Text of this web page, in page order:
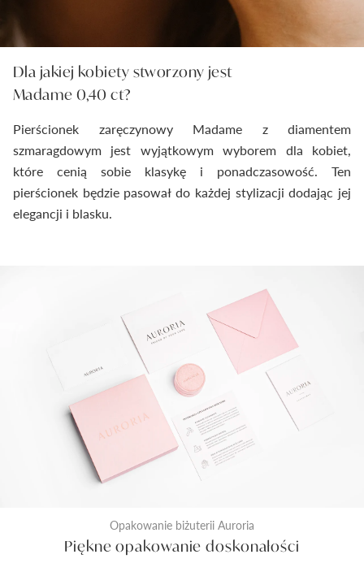
Dla jakiej kobiety stworzony jest
Madame 0,40 ct?
Pierścionek zaręczynowy Madame z diamentem
szmaragdowym jest wyjątkowym wyborem dla kobiet,
które cenią sobie klasykę i ponadczasowość. Ten
pierścionek będzie pasował do każdej stylizacji dodając jej
elegancji i blasku.
Opakowanie biżuterii Auroria
Piękne opakowanie doskonałości